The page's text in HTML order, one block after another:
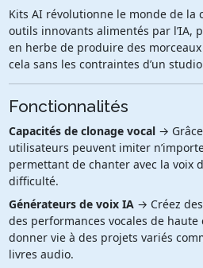
Kits AI révolutionne le monde de la
outils innovants alimentés par l’IA,
en herbe de produire des
cela sans les contraintes d’un
Fonctionnalités
Capacités de clonage vocal→ Grâce
utilisateurs peuvent imiter
permettant de chanter avec la voix
difficulté.
Générateurs de voix IA→ Créez
des performances vocales de
donner vie à des projets variés
livres audio.